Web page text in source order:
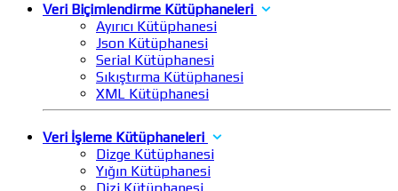
Veri Biçimlendirme Kütüphaneleri
Ayırıcı Kütüphanesi
Json Kütüphanesi
Serial Kütüphanesi
Sıkıştırma Kütüphanesi
XML Kütüphanesi
Veri İşleme Kütüphaneleri
Dizge Kütüphanesi
Yığın Kütüphanesi